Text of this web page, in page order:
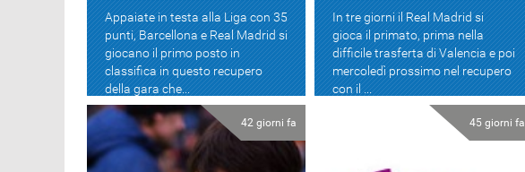
Appaiate in testa alla Liga con 35
punti, Barcellona e Real Madrid si
giocano il primo posto in
classifica in questo recupero
della gara che...
In tre giorni il Real Madrid si
gioca il primato, prima nella
difficile trasferta di Valencia e poi
mercoledì prossimo nel recupero
con il ...
42 giorni fa 45 giorni fa